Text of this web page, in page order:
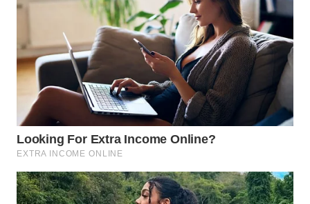
WN
BOGOR
WN
DEPOK
WN
TAPANULI